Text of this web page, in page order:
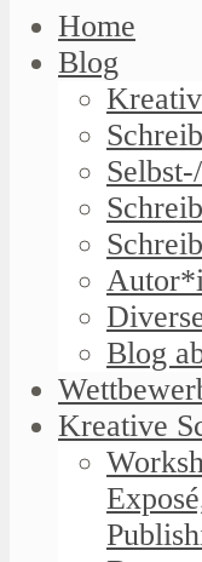
Home
Blog
Blog
Kreative